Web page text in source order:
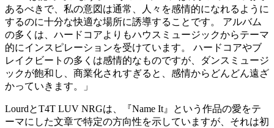
あるべきで、私の意図は通常、人々を感情的になれるように
するのに十分な快適な場所に誘導することです。 アルバム
の多くは、ハードコアよりもハウスミュージックからテーマ
的にインスピレーションを受けています。 ハードコアやブ
レイクビートの多くは感情的なものですが、ダンスミュージ
ックが飽和し、商業化されすぎると、感情からどんどん遠ざ
かっていきます。」
LourdとT4T LUV NRGは、『Name It』という作品の愛をテ
ーマにした文章で特定の方向性を示していますが、それは初